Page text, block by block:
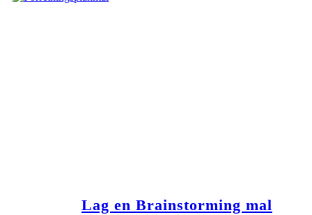
Lag en Brainstorming mal